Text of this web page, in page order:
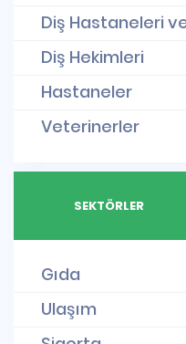
Diş Hastaneleri
Diş Hekimleri
Hastaneler
Veterinerler
SEKTÖRLER
Gıda
Ulaşım